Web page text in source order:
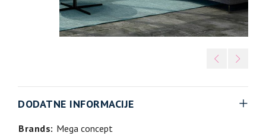
DODATNE INFORMACIJE
Brands: Mega concept